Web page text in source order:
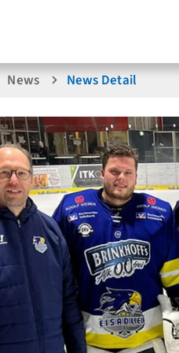
News News Detail